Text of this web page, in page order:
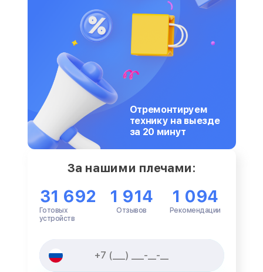
Отремонтируем
технику на выезде
за 20 минут
За нашими плечами:
31 692
Готовых
устройств
1 914
Отзывов
1 094
Рекомендации